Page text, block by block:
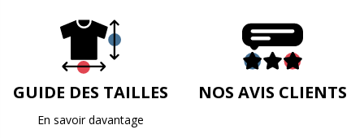
GUIDE DES TAILLES
En savoir davantage
NOS AVIS CLIENTS